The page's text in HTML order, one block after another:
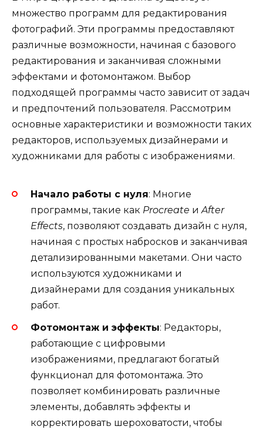
множество программ для редактирования
фотографий. Эти программы предоставляют
различные возможности, начиная с базового
редактирования и заканчивая сложными
эффектами и фотомонтажом. Выбор
подходящей программы часто зависит от задач
и предпочтений пользователя. Рассмотрим
основные характеристики и возможности таких
редакторов, используемых дизайнерами и
художниками для работы с изображениями.
Начало работы с нуля: Многие
программы, такие как Procreate иAfter
Effects, позволяют создавать дизайн с нуля,
начиная с простых набросков и заканчивая
детализированными макетами. Они часто
используются художниками и
дизайнерами для создания уникальных
работ.
Фотомонтаж и эффекты: Редакторы,
работающие с цифровыми
изображениями, предлагают богатый
функционал для фотомонтажа. Это
позволяет комбинировать различные
элементы, добавлять эффекты и
корректировать шероховатости, чтобы